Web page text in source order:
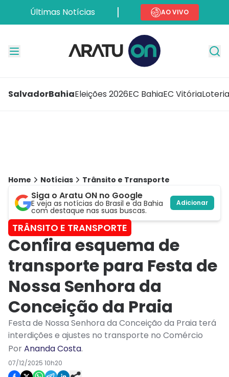
Últimas Notícias AO VIVO
SalvadorBahiaEleições 2026EC BahiaEC Vitória
Home Notícias Trânsito e Transporte
Siga o Aratu ON no Google
E veja as notícias do Brasil e da Bahia
com destaque nas suas buscas.
Adicionar
TRÂNSITO E TRANSPORTE
Confira esquema de
transporte para Festa de
Nossa Senhora da
Conceição da Praia
Festa de Nossa Senhora da Conceição da Praia terá
interdições e ajustes no transporte no Comércio
PorAnanda Costa.
07/12/2025 10h20